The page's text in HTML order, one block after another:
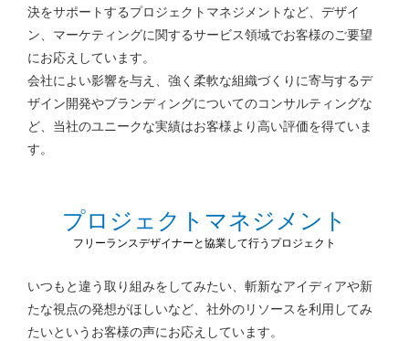
決をサポートするプロジェクトマネジメントなど、 デザイ
ン、マーケティングに関するサービス領域でお客様のご要望
にお応えしています。
会社によい影響を与え、強く柔軟な組織づくりに寄与するデ
ザイン開発やブランディングについてのコンサルティングな
ど、 当社のユニークな実績はお客様より高い評価を得ていま
す。
プロジェクトマネジメント
フリーランスデザイナーと協業して行うプロジェクト
いつもと違う取り組みをしてみたい、斬新なアイディアや新
たな視点の発想がほしいなど、 社外のリソースを利用してみ
たいというお客様の声にお応えしています。